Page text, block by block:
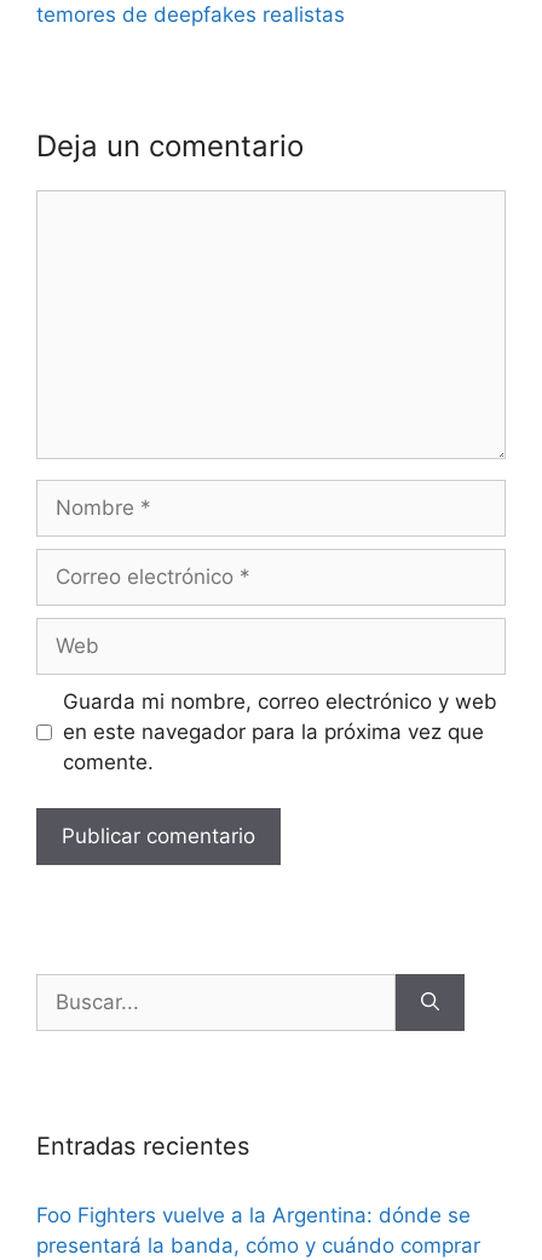
temores de deepfakes realistas
Deja un comentario
Guarda mi nombre, correo electrónico y web
en este navegador para la próxima vez que
comente.
Entradas recientes
Foo Fighters vuelve a la Argentina: dónde se
presentará la banda, cómo y cuándo comprar